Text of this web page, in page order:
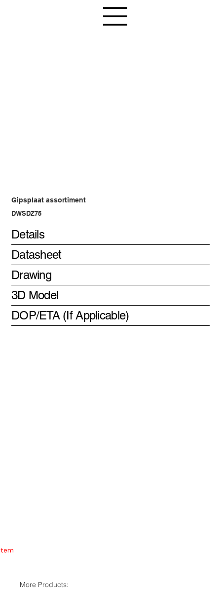
Gipsplaat assortiment
DWSDZ75
Details
Datasheet
Drawing
3D Model
DOP/ETA (If Applicable)
More Products: